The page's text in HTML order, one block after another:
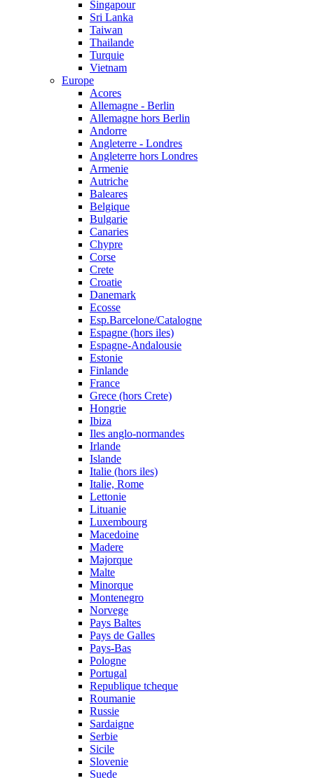
Singapour
Sri Lanka
Taiwan
Thailande
Turquie
Vietnam
Europe
Acores
Allemagne - Berlin
Allemagne hors Berlin
Andorre
Angleterre - Londres
Angleterre hors Londres
Armenie
Autriche
Baleares
Belgique
Bulgarie
Canaries
Chypre
Corse
Crete
Croatie
Danemark
Ecosse
Esp.Barcelone/Catalogne
Espagne (hors iles)
Espagne-Andalousie
Estonie
Finlande
France
Grece (hors Crete)
Hongrie
Ibiza
Iles anglo-normandes
Irlande
Islande
Italie (hors iles)
Italie, Rome
Lettonie
Lituanie
Luxembourg
Macedoine
Madere
Majorque
Malte
Minorque
Montenegro
Norvege
Pays Baltes
Pays de Galles
Pays-Bas
Pologne
Portugal
Republique tcheque
Roumanie
Russie
Sardaigne
Serbie
Sicile
Slovenie
Suede